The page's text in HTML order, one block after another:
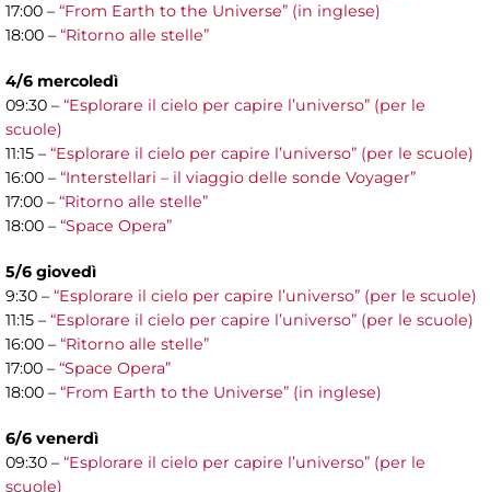
17:00 – “From Earth to the Universe” (in inglese)
18:00 – “Ritorno alle stelle”
4/6 mercoledì
09:30 – “Esplorare il cielo per capire l’universo” (per le
scuole)
11:15 – “Esplorare il cielo per capire l’universo” (per le scuole)
16:00 – “Interstellari – il viaggio delle sonde Voyager”
17:00 – “Ritorno alle stelle”
18:00 – “Space Opera”
5/6 giovedì
9:30 – “Esplorare il cielo per capire l’universo” (per le scuole)
11:15 – “Esplorare il cielo per capire l’universo” (per le scuole)
16:00 – “Ritorno alle stelle”
17:00 – “Space Opera”
18:00 – “From Earth to the Universe” (in inglese)
6/6 venerdì
09:30 – “Esplorare il cielo per capire l’universo” (per le
scuole)